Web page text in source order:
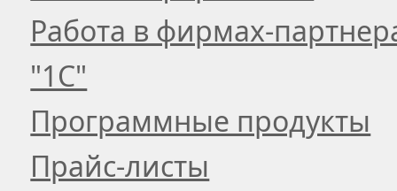
Работа в фирмах-
"1С"
Программные продукты
Прайс-листы